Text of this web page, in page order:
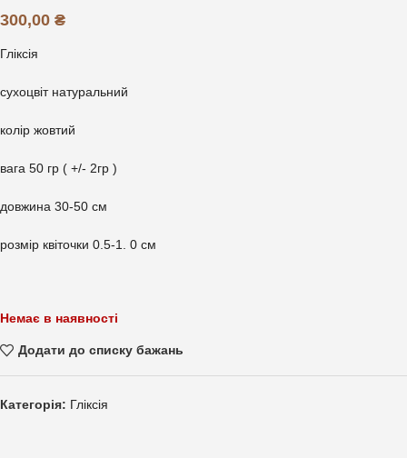
300,00 ₴
Гліксія
сухоцвіт натуральний
колір жовтий
вага 50 гр ( +/- 2гр )
довжина 30-50 см
розмір квіточки 0.5-1. 0 см
Немає в наявності
Додати до списку бажань
Категорія: Гліксія